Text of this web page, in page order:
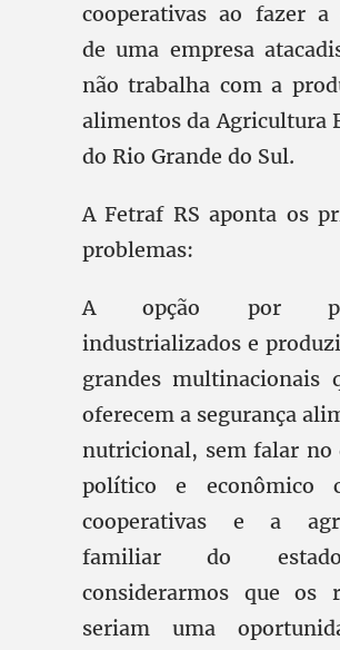
cooperativas ao fazer a
de uma empresa
não trabalha com a
alimentos da Agricultura
do Rio Grande do Sul.
A Fetraf RS aponta os
problemas:
A opção por
industrializados e
grandes multinacionais
oferecem a segurança
nutricional, sem falar no
político e econômico
cooperativas e a
familiar do
considerarmos que os
seriam uma